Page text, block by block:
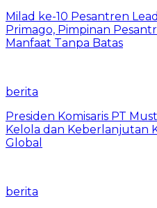
Milad ke-10 Pesantren
Primago, Pimpinan
Manfaat Tanpa Batas
berita
Presiden Komisaris PT
Kelola dan Keberlanjutan
Global
berita